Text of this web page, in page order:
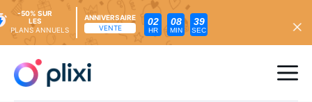
content
-50% SUR
LES
PLANS ANNUELS
ANNIVERSAIRE
VENTE
02
HR
08
MIN
37
SEC